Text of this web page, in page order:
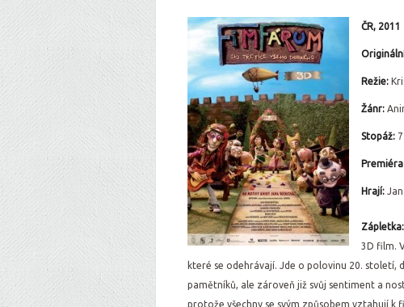
ČR, 2011
Režie:
Žánr:
Stopáž:
Premiéra
Hrají:
Zápletka:
3D film.
které se odehrávají. Jde o polovinu 20. století,
pamětníků, ale zároveň již svůj sentiment a
protože všechny se svým způsobem vztahují